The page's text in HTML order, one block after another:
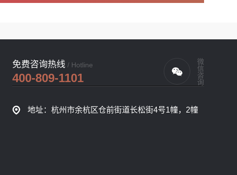
免费咨询热线 / Hotline
400-809-1101 微信咨询
地址：杭州市余杭区仓前街道长松街4号1幢，2幢